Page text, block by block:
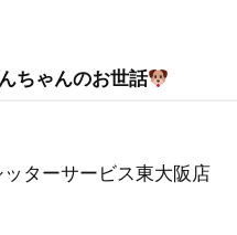
ちゃんのお世話
ターサービス東大阪店